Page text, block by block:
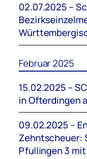
02.07.2025 –
Februar 2025
15.02.2025 –
in Ofterdingen
09.02.2025 –
Zehntscheuer:
Pfullingen 3